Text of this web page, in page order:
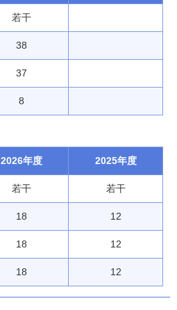
若干
38
37
8
2026年度 2025年度
若干 若干
18 12
18 12
18 12